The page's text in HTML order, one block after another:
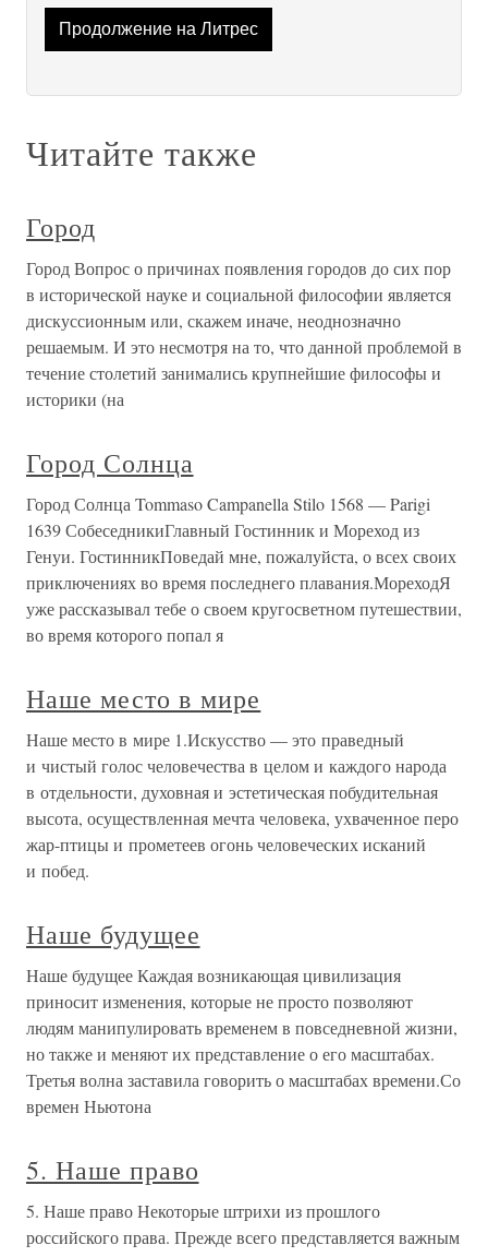
Продолжение на Литрес
Читайте также
Город
Город Вопрос о причинах появления городов до сих пор
в исторической науке и социальной философии является
дискуссионным или, скажем иначе, неоднозначно
решаемым. И это несмотря на то, что данной проблемой в
течение столетий занимались крупнейшие философы и
историки (на
Город Солнца
Город Солнца Tommaso Campanella Stilo 1568 — Parigi
1639 СобеседникиГлавный Гостинник и Мореход из
Генуи. ГостинникПоведай мне, пожалуйста, о всех своих
приключениях во время последнего плавания.МореходЯ
уже рассказывал тебе о своем кругосветном путешествии,
во время которого попал я
Наше место в мире
Наше место в мире 1.Искусство — это праведный
и чистый голос человечества в целом и каждого народа
в отдельности, духовная и эстетическая побудительная
высота, осуществленная мечта человека, ухваченное перо
жар-птицы и прометеев огонь человеческих исканий
и побед.
Наше будущее
Наше будущее Каждая возникающая цивилизация
приносит изменения, которые не просто позволяют
людям манипулировать временем в повседневной жизни,
но также и меняют их представление о его масштабах.
Третья волна заставила говорить о масштабах времени.Со
времен Ньютона
5. Наше право
5. Наше право Некоторые штрихи из прошлого
российского права. Прежде всего представляется важным